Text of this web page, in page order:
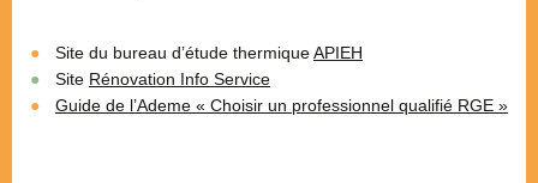
Site du bureau d’étude thermiqueAPIEH
Site Rénovation Info Service
Guide de l’Ademe « Choisir un professionnel qualifié RGE »